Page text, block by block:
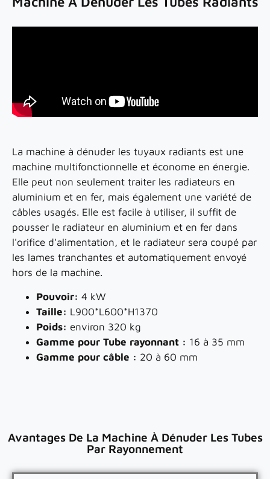
La machine à dénuder les tuyaux radiants est une
machine multifonctionnelle et économe en énergie.
Elle peut non seulement traiter les radiateurs en
aluminium et en fer, mais également une variété de
câbles usagés. Elle est facile à utiliser, il suffit de
pousser le radiateur en aluminium et en fer dans
l'orifice d'alimentation, et le radiateur sera coupé par
les lames tranchantes et automatiquement envoyé
hors de la machine.
Pouvoir: 4 kW
Taille: L900*L600*H1370
Poids: environ 320 kg
Gamme pour Tube rayonnant : 16 à 35 mm
Gamme pour câble : 20 à 60 mm
Avantages De La Machine À Dénuder Les Tubes
Par Rayonnement